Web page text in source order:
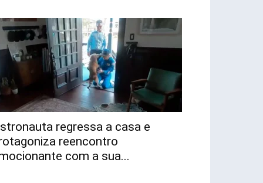
regressa a casa e
reencontro
com a sua...